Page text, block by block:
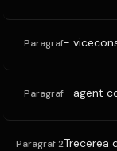
Paragraf-
Paragraf- agent
Paragraf 2Trecerea